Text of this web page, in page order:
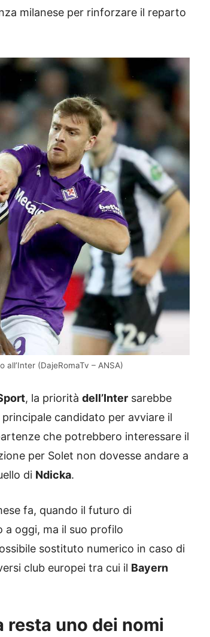
milanese per rinforzare il reparto
(DajeRomaTv – ANSA)
, la priorità dell’Inter sarebbe
candidato per avviare il
che potrebbero interessare il
per Solet non dovesse andare a
di Ndicka.
fa, quando il futuro di
oggi, ma il suo profilo
sostituto numerico in caso di
club europei tra cui il Bayern
resta uno dei nomi